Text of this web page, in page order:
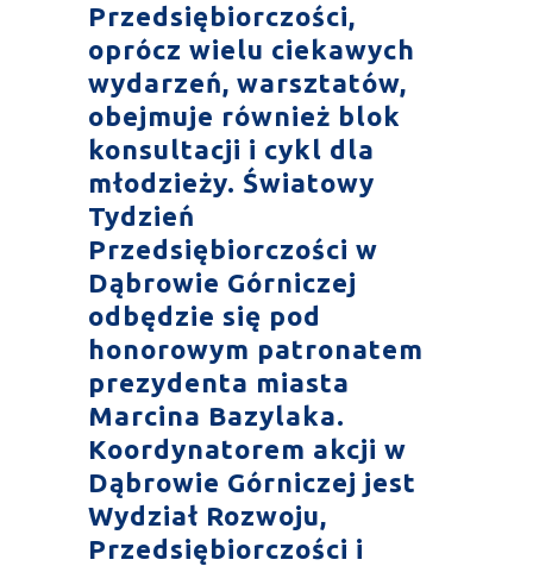
Przedsiębiorczości,
oprócz wielu ciekawych
wydarzeń, warsztatów,
obejmuje również blok
konsultacji i cykl dla
młodzieży. Światowy
Tydzień
Przedsiębiorczości w
Dąbrowie Górniczej
odbędzie się pod
honorowym patronatem
prezydenta miasta
Marcina Bazylaka.
Koordynatorem akcji w
Dąbrowie Górniczej jest
Wydział Rozwoju,
Przedsiębiorczości i